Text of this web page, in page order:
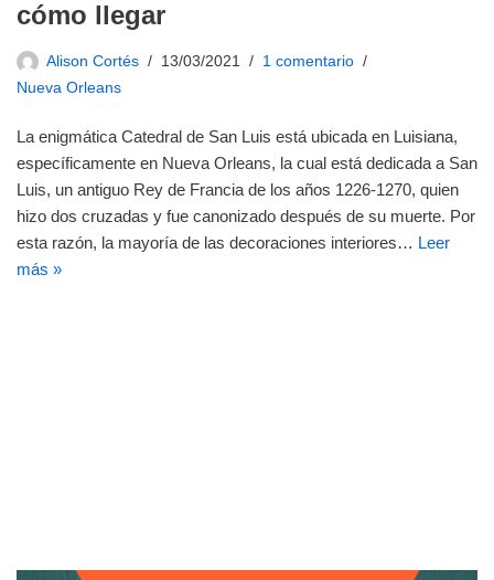
cómo llegar
Alison Cortés 13/03/2021
1 comentario
Nueva Orleans
La enigmática Catedral de San Luis está ubicada en Luisiana,
específicamente en Nueva Orleans, la cual está dedicada a San
Luis, un antiguo Rey de Francia de los años 1226-1270, quien
hizo dos cruzadas y fue canonizado después de su muerte. Por
esta razón, la mayoría de las decoraciones interiores… Leer
más »